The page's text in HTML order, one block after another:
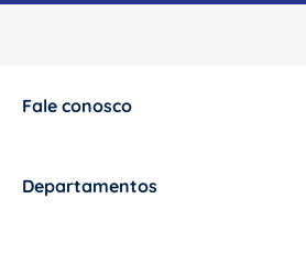
Fale conosco
Departamentos